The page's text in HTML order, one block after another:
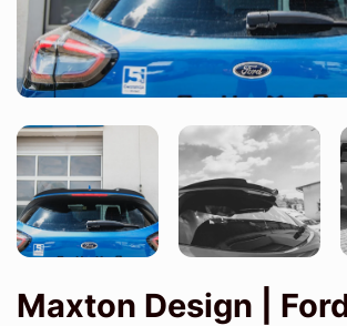
Maxton Design |